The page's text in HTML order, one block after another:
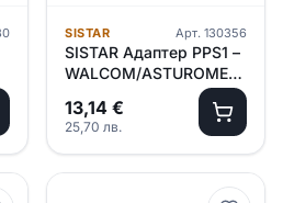
SISTAR Арт. 130356
SISTAR Адаптер PPS1 –
WALCOM/ASTUROMEC
13,14 €
25,70 лв.